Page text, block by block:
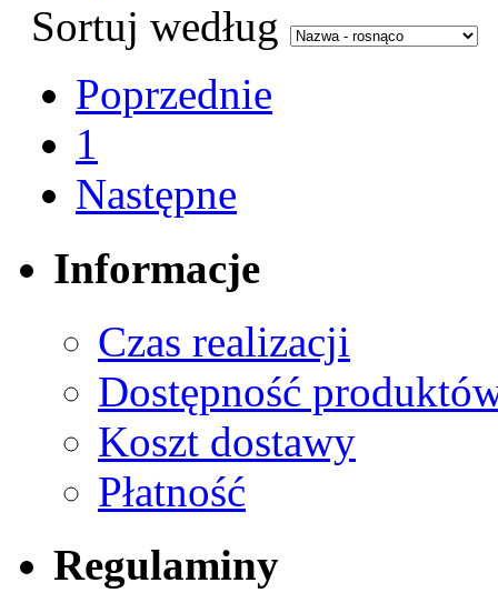
Sortuj według
Poprzednie
1
Następne
Informacje
Czas realizacji
Dostępność
Koszt dostawy
Płatność
Regulaminy